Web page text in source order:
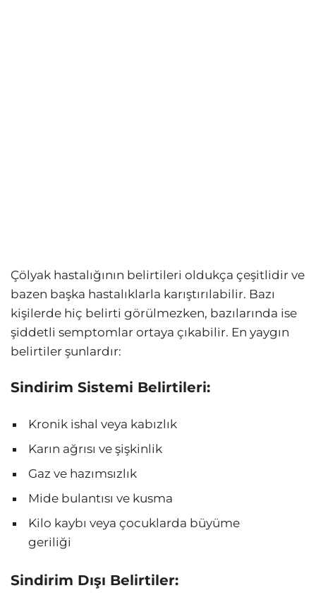
Çölyak hastalığının belirtileri oldukça çeşitlidir ve
bazen başka hastalıklarla karıştırılabilir. Bazı
kişilerde hiç belirti görülmezken, bazılarında ise
şiddetli semptomlar ortaya çıkabilir. En yaygın
belirtiler şunlardır:
Sindirim Sistemi Belirtileri:
Kronik ishal veya kabızlık
Karın ağrısı ve şişkinlik
Gaz ve hazımsızlık
Mide bulantısı ve kusma
Kilo kaybı veya çocuklarda büyüme
geriliği
Sindirim Dışı Belirtiler: